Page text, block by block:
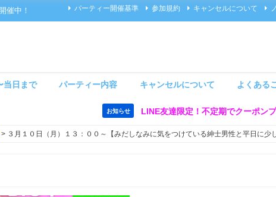
催中！ パーティー開催基準 参加規約 キャンセルについて
当日まで パーティー内容 キャンセルについて よくある
お知らせ LINE友達限定！不定期でクーポン
> ３月１０日（月）１３：００～【みだしなみに気をつけている紳士男性と平日に少